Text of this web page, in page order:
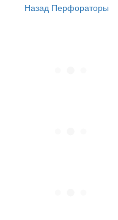
Назад Перфораторы